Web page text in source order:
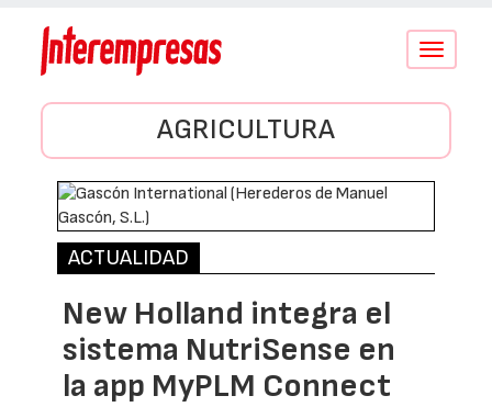
Conmutar
AGRICULTURA
ACTUALIDAD
New Holland integra el
sistema NutriSense en
la app MyPLM Connect